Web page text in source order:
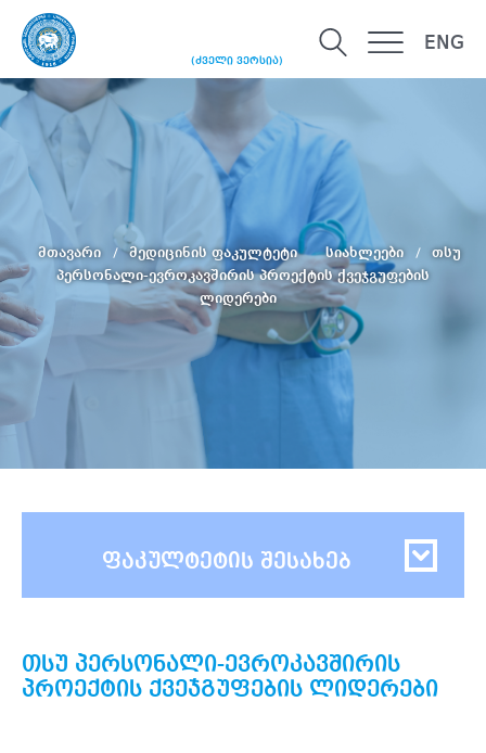
(ძველი ვერსია)
ENG
მთავარი მედიცინის ფაკულტეტი სიახლეები
თსუ
პერსონალი-ევროკავშირის პროექტის ქვეჯგუფების
ლიდერები
ფაკულტეტის შესახებ
თსუ პერსონალი-ევროკავშირის
პროექტის ქვეჯგუფების ლიდერები